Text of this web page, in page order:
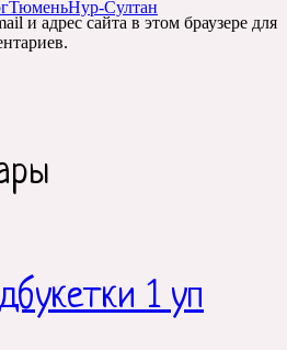
ТюменьНур-Султан
и адрес сайта в этом браузере для
1 уп